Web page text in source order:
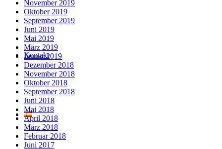
Kontakt
November 2019
Oktober 2019
September 2019
Juni 2019
Mai 2019
März 2019
Januar 2019
Dezember 2018
November 2018
Oktober 2018
September 2018
Juni 2018
Mai 2018
April 2018
März 2018
Februar 2018
Juni 2017